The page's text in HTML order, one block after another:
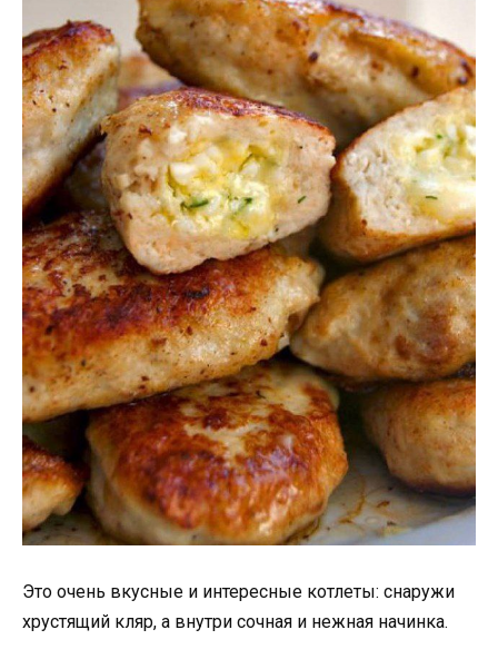
Это очень вкусные и интересные котлеты: снаружи
хрустящий кляр, а внутри сочная и нежная начинка.